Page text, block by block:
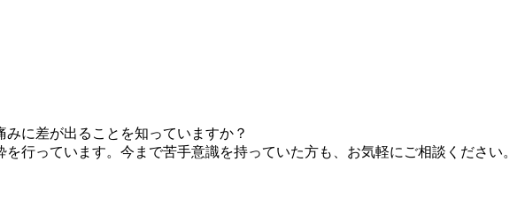
に差が出ることを知っていますか？
行っています。 今まで苦手意識を持っていた方も、お気軽にご相談ください。